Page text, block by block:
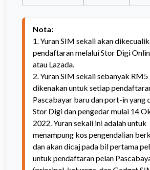
Nota:
1. Yuran SIM sekali akan
pendaftaran melalui Stor Digi
atau Lazada.
2. Yuran SIM sekali sebanyak RM5
dikenakan untuk setiap
Pascabayar baru dan port-in yang
Stor Digi dan pengedar mulai 14
2022. Yuran sekali ini adalah untuk
menampung kos pengendalian
dan akan dicaj pada bil pertama
untuk pendaftaran pelan